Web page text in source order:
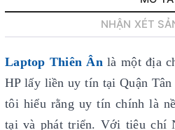
NHẬN XÉT
Laptop Thiên Ân là một địa
HP lấy liền uy tín tại Quận
tôi hiểu rằng uy tín chính là
tại và phát triển. Với tiêu chí